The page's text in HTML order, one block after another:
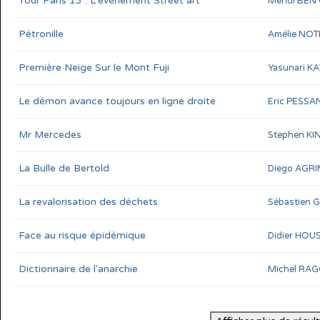
Pétronille Amélie
Première Neige Sur le Mont Fuji Yasunari
Le démon avance toujours en ligne droite Eric
Mr Mercedes Stephen
La Bulle de Bertold Diego
La revalorisation des déchets Sébastien
Face au risque épidémique Didier
Dictionnaire de l'anarchie Michel